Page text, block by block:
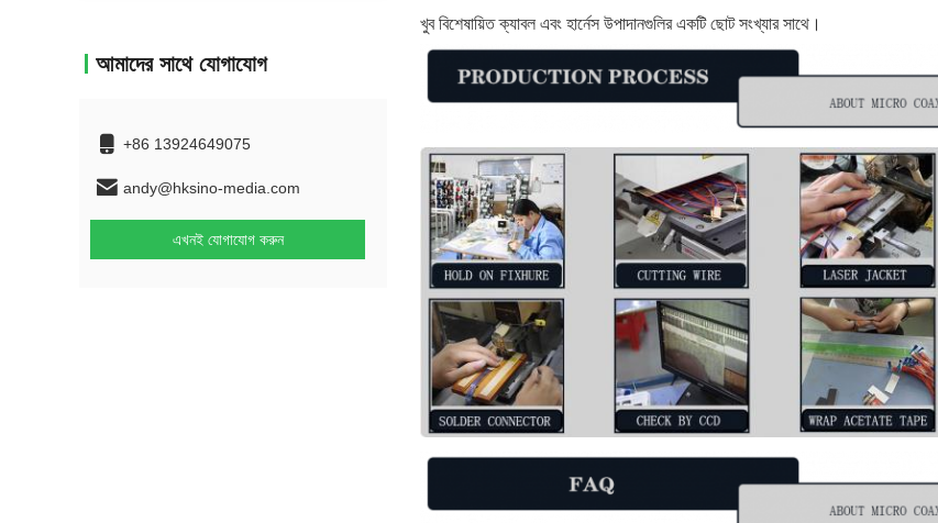
আমাদের সাথে যোগাযোগ
+86 13924649075
andy@hksino-media.com
এখনই যোগাযোগ করুন
খুব বিশেষায়িত ক্যাবল এবং হার্নেস উপাদানগুলির একটি ছোট সংখ্যার সাথে।